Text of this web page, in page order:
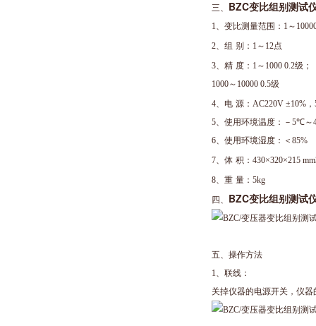
三、 BZC变比组别测试
1、变比测量范围： 1 ～
2、组 别： 1 ～ 12点
3、精 度： 1 ～ 1000 0.2级；
1000～ 10000 0.5级
4、电 源： AC220V ±10% ，
5、使用环境温度：－ 5℃～
6、使用环境湿度：＜ 85%
7、体 积： 430×320×215
8、重 量： 5kg
四、 BZC变比组别测试
五、操作方法
1、联线：
关掉仪器的电源开关，仪器